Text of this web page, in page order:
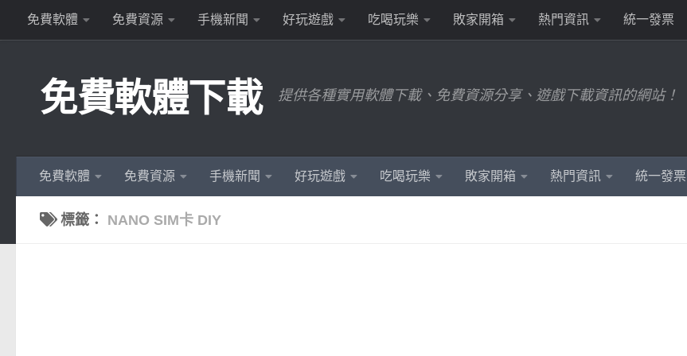
Skip to content
免費軟體 免費資源 手機新聞 好玩遊戲 吃喝玩樂 敗家開箱 熱門資訊 統一發票
免費軟體下載 提供各種實用軟體下載、免費資源分享、遊戲下載資訊的網站！
免費軟體 免費資源 手機新聞 好玩遊戲 吃喝玩樂 敗家開箱 熱門資訊 統一發票
標籤： NANO SIM卡 DIY